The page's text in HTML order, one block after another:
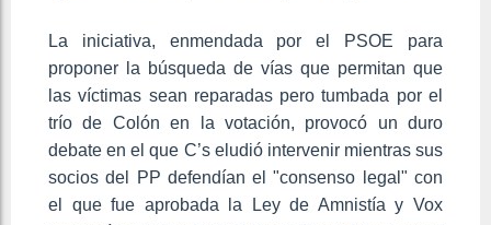
La iniciativa, enmendada por el PSOE para
proponer la búsqueda de vías que permitan que
las víctimas sean reparadas pero tumbada por el
trío de Colón en la votación, provocó un duro
debate en el que C’s eludió intervenir mientras sus
socios del PP defendían el "consenso legal" con
el que fue aprobada la Ley de Amnistía y Vox